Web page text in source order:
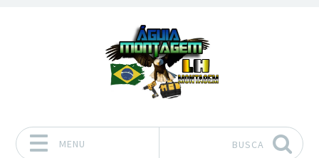
MENU BUSCA